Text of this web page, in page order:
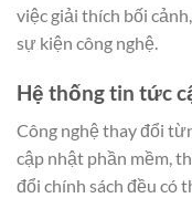
việc giải thích bối
sự kiện công nghệ.
Hệ thống tin tức
Công nghệ thay đổi
cập nhật phần mềm,
đổi chính sách đều